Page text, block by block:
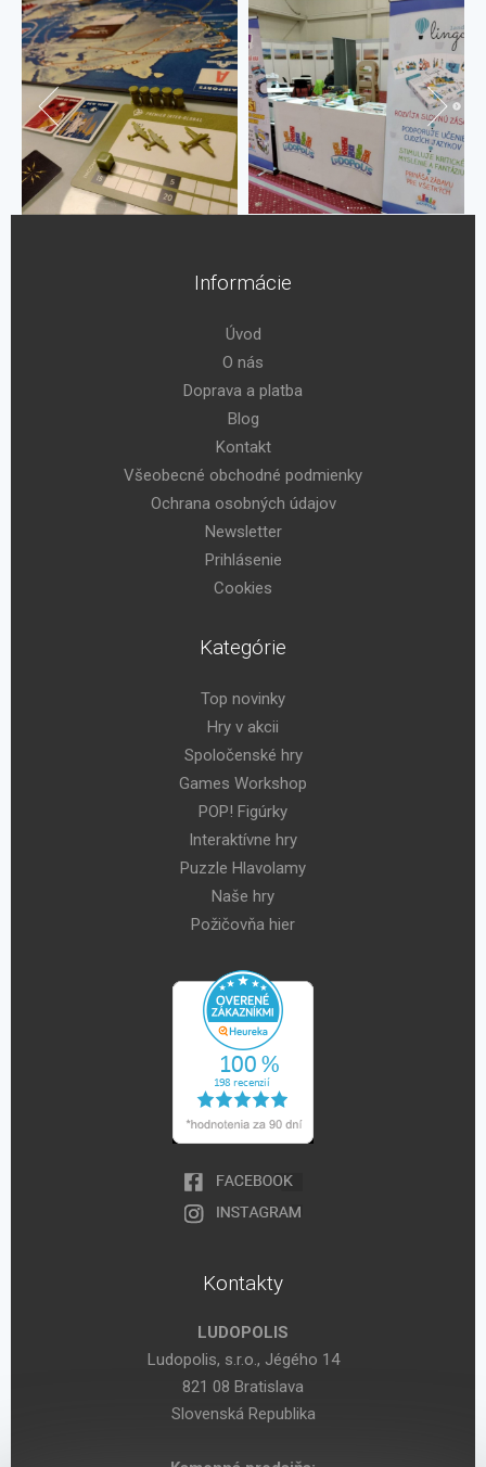
Informácie
Úvod
O nás
Doprava a platba
Blog
Kontakt
Všeobecné obchodné podmienky
Ochrana osobných údajov
Newsletter
Prihlásenie
Cookies
Kategórie
Top novinky
Hry v akcii
Spoločenské hry
Games Workshop
POP! Figúrky
Interaktívne hry
Puzzle Hlavolamy
Naše hry
Požičovňa hier
Kontakty
LUDOPOLIS
Ludopolis, s.r.o., Jégého 14
821 08 Bratislava
Slovenská Republika